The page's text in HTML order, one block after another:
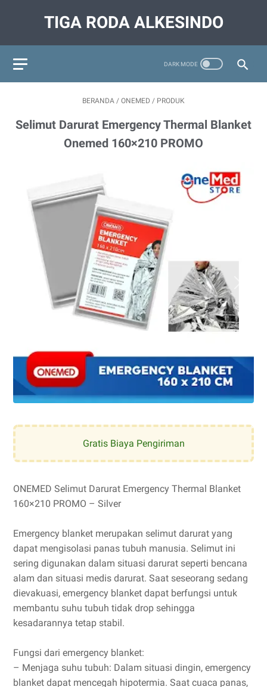
TIGA RODA ALKESINDO
BERANDA / ONEMED / PRODUK
Selimut Darurat Emergency Thermal Blanket
Onemed 160×210 PROMO
Gratis Biaya Pengiriman
ONEMED Selimut Darurat Emergency Thermal Blanket
160×210 PROMO – Silver
Emergency blanket merupakan selimut darurat yang
dapat mengisolasi panas tubuh manusia. Selimut ini
sering digunakan dalam situasi darurat seperti bencana
alam dan situasi medis darurat. Saat seseorang sedang
dievakuasi, emergency blanket dapat berfungsi untuk
membantu suhu tubuh tidak drop sehingga
kesadarannya tetap stabil.
Fungsi dari emergency blanket:
– Menjaga suhu tubuh: Dalam situasi dingin, emergency
blanket dapat mencegah hipotermia. Saat cuaca panas,